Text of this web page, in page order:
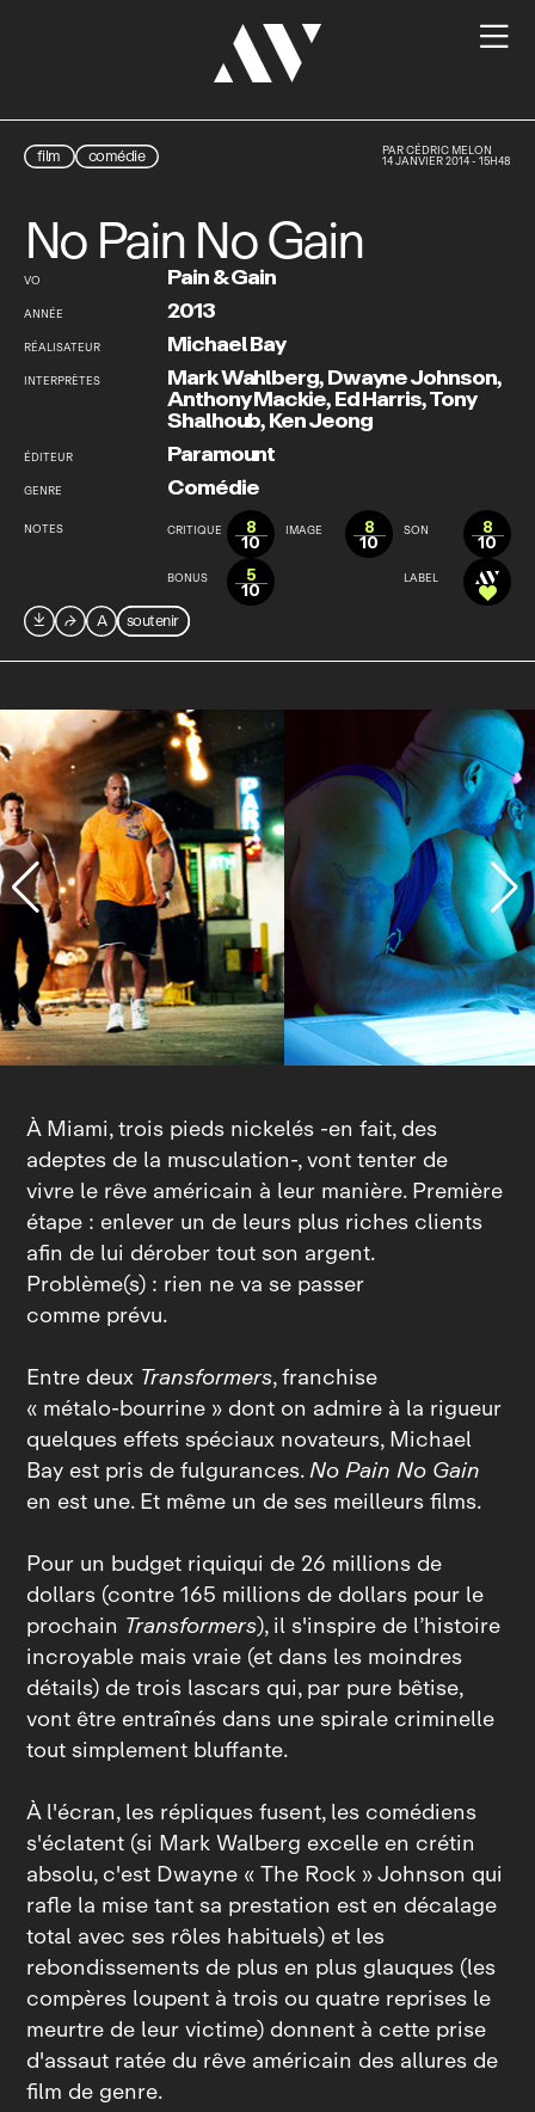

film comédie PARCÉDRIC MELON
14 JANVIER 2014 - 15H48
No Pain No Gain
VO Pain & Gain
ANNÉE 2013
RÉALISATEUR Michael Bay
INTERPRÈTES Mark Wahlberg,Dwayne Johnson,
Anthony Mackie,Ed Harris,Tony
Shalhoub,Ken Jeong
ÉDITEUR Paramount
GENRE Comédie
NOTES CRITIQUE 8
10
IMAGE 8
10
SON 8
10
BONUS 5
10
LABEL
 ⮫ A soutenir
À Miami, trois pieds nickelés ‑en fait, des
adeptes de la musculation‑, vont tenter de
vivre le rêve américain à leur manière. Première
étape : enlever un de leurs plus riches clients
afin de lui dérober tout son argent.
Problème(s) : rien ne va se passer
comme prévu.
Entre deux Transformers, franchise
« métalo‑bourrine » dont on admire à la rigueur
quelques effets spéciaux novateurs, Michael
Bay est pris de fulgurances.No Pain No Gain
en est une. Et même un de ses meilleurs films.
Pour un budget riquiqui de 26 millions de
dollars (contre 165 millions de dollars pour le
prochain Transformers), il s'inspire de l’histoire
incroyable mais vraie (et dans les moindres
détails) de trois lascars qui, par pure bêtise,
vont être entraînés dans une spirale criminelle
tout simplement bluffante.
À l'écran, les répliques fusent, les comédiens
s'éclatent (si Mark Walberg excelle en crétin
absolu, c'est Dwayne « The Rock » Johnson qui
rafle la mise tant sa prestation est en décalage
total avec ses rôles habituels) et les
rebondissements de plus en plus glauques (les
compères loupent à trois ou quatre reprises le
meurtre de leur victime) donnent à cette prise
d'assaut ratée du rêve américain des allures de
film de genre.